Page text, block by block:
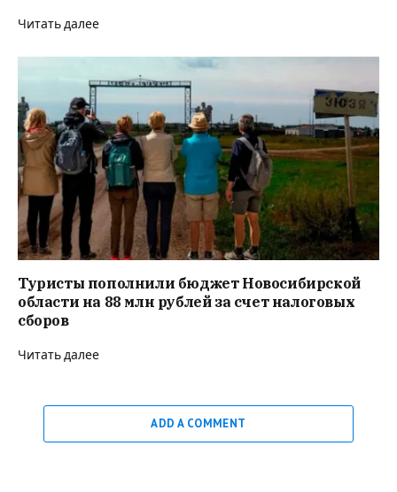
Читать далее
Туристы пополнили бюджет Новосибирской
области на 88 млн рублей за счет налоговых
сборов
Читать далее
ADD A COMMENT